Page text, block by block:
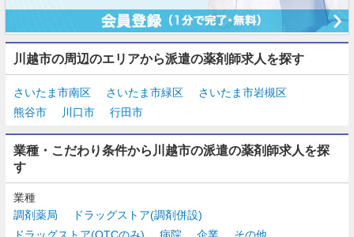
川越市の周辺のエリアから派遣の薬剤師求人を探す
さいたま市南区 さいたま市緑区
さいたま市岩槻区
熊谷市
川口市 行田市
業種・こだわり条件から川越市の派遣の薬剤師求人を探
す
業種
調剤薬局
ドラッグストア(調剤併設)